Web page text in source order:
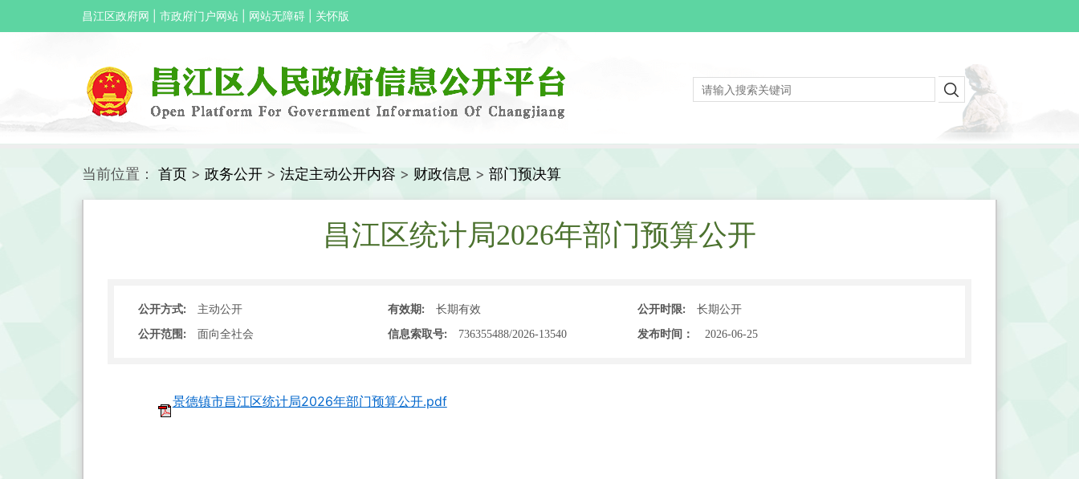
昌江区政府网 市政府门户网站 网站无障碍 关怀版
当前位置： 首页 > 政务公开 > 法定主动公开内容 > 财政信息 > 部门预决算
昌江区统计局2026年部门预算公开
公开方式: 主动公开 有效期: 长期有效 公开时限: 长期公开
公开范围: 面向全社会 信息索取号: 736355488/2026-13540 发布时间： 2026-06-25
景德镇市昌江区统计局2026年部门预算公开.pdf